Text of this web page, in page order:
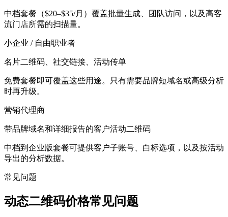
中档套餐（$20–$35/月）覆盖批量生成、团队访问，以及高客
流门店所需的扫描量。
小企业 / 自由职业者
名片二维码、社交链接、活动传单
免费套餐即可覆盖这些用途。只有需要品牌短域名或高级分析
时再升级。
营销代理商
带品牌域名和详细报告的客户活动二维码
中档到企业版套餐可提供客户子账号、白标选项，以及按活动
导出的分析数据。
常见问题
动态二维码价格常见问题